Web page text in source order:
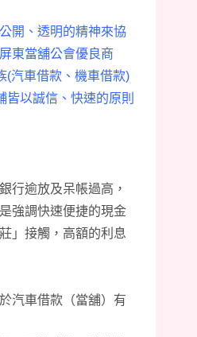
開、透明的精神來協
東當舖公會優良商
(汽車借款、機車借款)
皆以誠信、快速的原則
行逾放及呆帳過高，
強調快速便捷的現金
」接觸，高額的利息
汽車借款（當舖）有